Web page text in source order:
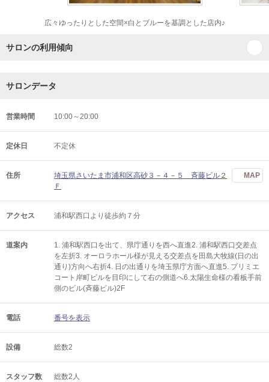
広々ゆったりとした空間×白とブルーを基調とした店内♪
サロンの利用傾向
サロンデータ
営業時間 10:00～20:00
定休日 不定休
住所
埼玉県さいたま市浦和区高砂３－４－５ 斉藤ビル２
Ｆ
MAP
アクセス 浦和駅西口より徒歩約７分
道案内
1. 浦和駅西口を出て、県庁通りを西へ直進2. 浦和駅西口交差点
を左折3. オーロラホール様が見える交差点を田島大牧線(日の出
通り)方向へ右折4. 日の出通りを埼玉県庁方面へ直進5. プリミエ
コート岸町ビルを目印にして右の側道へ6.太陽生命様の看板手前
側のビル(斉藤ビル)2F
電話 番号を表示
設備 総数2
スタッフ数 総数2人